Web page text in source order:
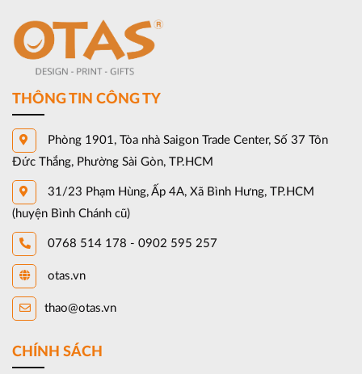
THÔNG TIN CÔNG TY
Phòng 1901, Tòa nhà Saigon Trade Center, Số 37 Tôn
Đức Thắng, Phường Sài Gòn, TP.HCM
31/23 Phạm Hùng, Ấp 4A, Xã Bình Hưng, TP.HCM
(huyện Bình Chánh cũ)
0768 514 178 - 0902 595 257
otas.vn
thao@otas.vn
CHÍNH SÁCH